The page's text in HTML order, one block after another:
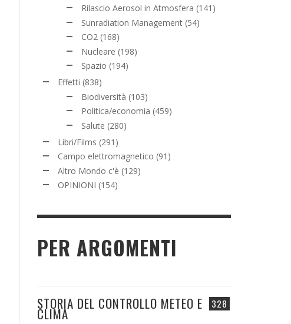
Rilascio Aerosol in Atmosfera (141)
Sunradiation Management (54)
CO2 (168)
Nucleare (198)
Spazio (194)
Effetti (838)
Biodiversità (103)
Politica/economia (459)
Salute (280)
Libri/Films (291)
Campo elettromagnetico (91)
Altro Mondo c'è (129)
OPINIONI (154)
PER ARGOMENTI
328
STORIA DEL CONTROLLO METEO E
CLIMA